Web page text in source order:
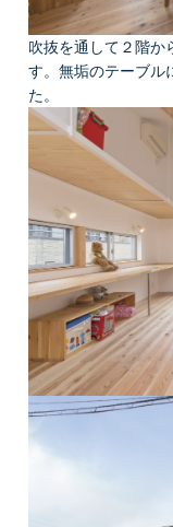
吹抜を通して２階か
す。無垢のテーブル
た。